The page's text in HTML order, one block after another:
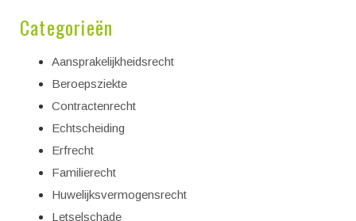
Categorieën
Aansprakelijkheidsrecht
Beroepsziekte
Contractenrecht
Echtscheiding
Erfrecht
Familierecht
Huwelijksvermogensrecht
Letselschade